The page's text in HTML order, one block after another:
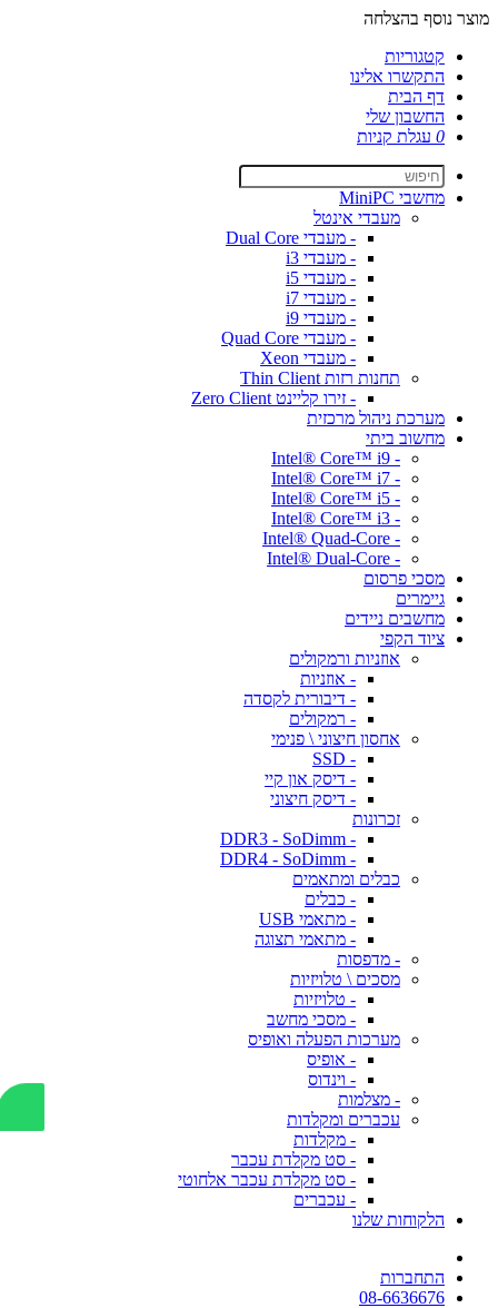
מוצר נוסף בהצלחה
קטגוריות
התקשרו אלינו
דף הבית
החשבון שלי
0 עגלת קניות
מחשבי MiniPC
מעבדי אינטל
- מעבדי Dual Core
- מעבדי i3
- מעבדי i5
- מעבדי i7
- מעבדי i9
- מעבדי Quad Core
- מעבדי Xeon
תחנות רזות Thin Client
- זירו קליינט Zero Client
מערכת ניהול מרכזית
מחשוב ביתי
- Intel® Core™ i9
- Intel® Core™ i7
- Intel® Core™ i5
- Intel® Core™ i3
- Intel® Quad-Core
- Intel® Dual-Core
מסכי פרסום
גיימרים
מחשבים ניידים
ציוד הקפי
אוזניות ורמקולים
- אוזניות
- דיבורית לקסדה
- רמקולים
אחסון חיצוני \ פנימי
- SSD
- דיסק און קיי
- דיסק חיצוני
זכרונות
- DDR3 - SoDimm
- DDR4 - SoDimm
כבלים ומתאמים
- כבלים
- מתאמי USB
- מתאמי תצוגה
- מדפסות
מסכים \ טלויזיות
- טלויזיות
- מסכי מחשב
מערכות הפעלה ואופיס
- אופיס
- וינדוס
- מצלמות
עכברים ומקלדות
- מקלדות
- סט מקלדת עכבר
- סט מקלדת עכבר אלחוטי
- עכברים
הלקוחות שלנו
התחברות
08-6636676